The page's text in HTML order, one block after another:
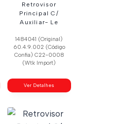
Retrovisor
Principal C/
Auxiliar- Le
1484041 (Original)
60.4.9.002 (Código
Confia) C22-0008
(Wtk Import)
Ver Detalhes